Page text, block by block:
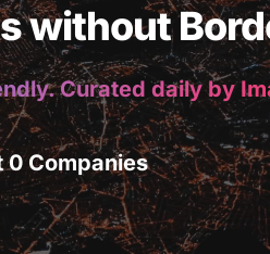
without
Curated daily by
0 Companies